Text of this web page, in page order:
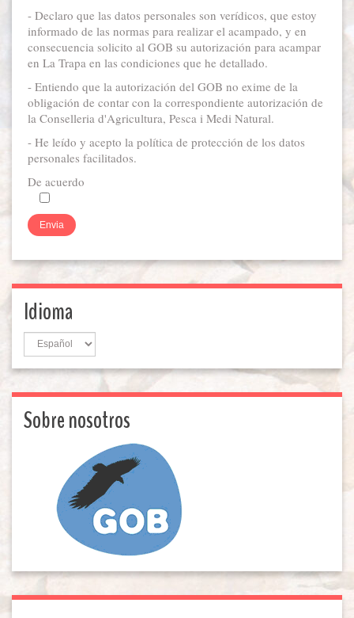
- Declaro que las datos personales son verídicos, que estoy
informado de las normas para realizar el acampado, y en
consecuencia solicito al GOB su autorización para acampar
en La Trapa en las condiciones que he detallado.
- Entiendo que la autorización del GOB no exime de la
obligación de contar con la correspondiente autorización de
la Conselleria d'Agricultura, Pesca i Medi Natural.
- He leído y acepto la política de protección de los datos
personales facilitados.
De acuerdo
Idioma
Idioma
Sobre nosotros